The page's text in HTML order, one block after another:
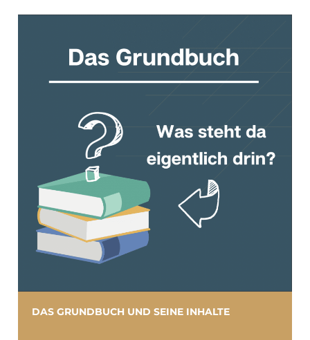
DAS GRUNDBUCH UND SEINE INHALTE